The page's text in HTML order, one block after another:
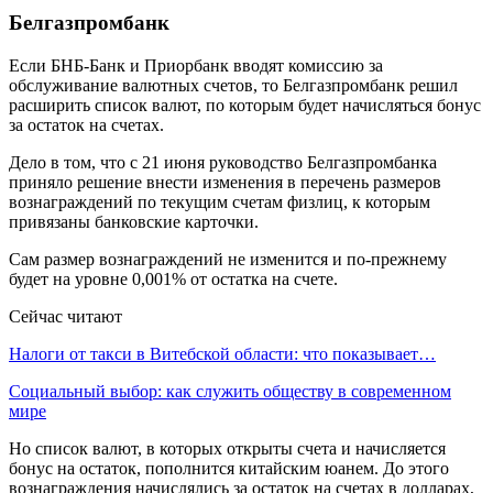
Белгазпромбанк
Если БНБ-Банк и Приорбанк вводят комиссию за
обслуживание валютных счетов, то Белгазпромбанк решил
расширить список валют, по которым будет начисляться бонус
за остаток на счетах.
Дело в том, что с 21 июня руководство Белгазпромбанка
приняло решение внести изменения в перечень размеров
вознаграждений по текущим счетам физлиц, к которым
привязаны банковские карточки.
Сам размер вознаграждений не изменится и по-прежнему
будет на уровне 0,001% от остатка на счете.
Сейчас читают
Налоги от такси в Витебской области: что показывает…
Социальный выбор: как служить обществу в современном
мире
Но список валют, в которых открыты счета и начисляется
бонус на остаток, пополнится китайским юанем. До этого
вознаграждения начислялись за остаток на счетах в долларах,